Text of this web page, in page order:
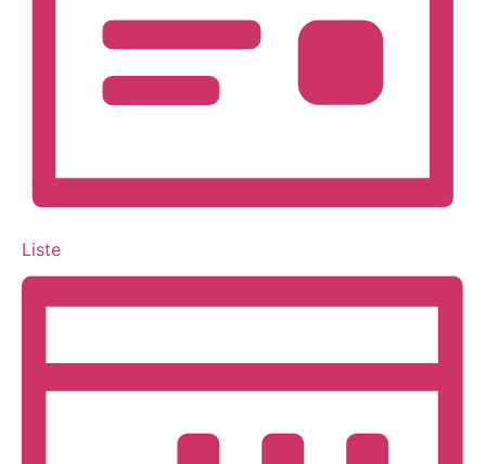
Liste